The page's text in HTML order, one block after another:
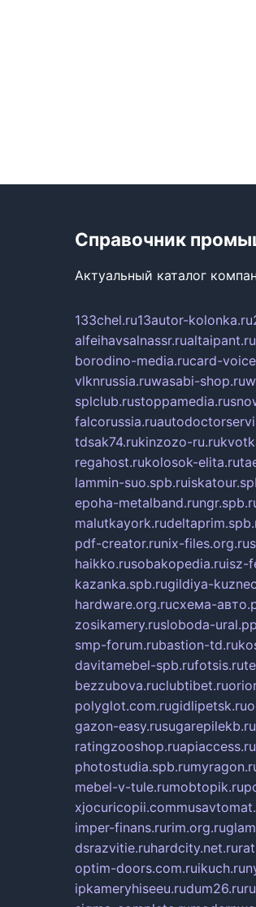
Справочник
Актуальный каталог
133chel.ru13autor-kolonka.ru
alfeihavsalnassr.rualtaipant.ru
borodino-media.rucard-
vlknrussia.ruwasabi-shop.ru
splclub.rustoppamedia.ru
falcorussia.ru
tdsak74.rukinzozo-ru.ru
regahost.rukolosok-elita.ru
lammin-suo.spb.ru
epoha-metalband.ru
malutkayork.ru
pdf-creator.runix-files.org.ru
haikko.rusobakopedia.ruisz-
kazanka.spb.rugildiya-
hardware.org.ruсхема-
zosikamery.rusloboda-
smp-forum.rubastion-td.ru
davitamebel-spb.rufotsis.ru
bezzubova.ruclubtibet.ru
polyglot.com.rugidlipetsk.ru
gazon-easy.rusugarepilekb.ru
ratingzooshop.ruapiaccess.ru
photostudia.spb.ru
mebel-v-tule.rumobtopik.ru
xjocuricopii.com
imper-finans.rurim.org.ru
dsrazvitie.ruhardcity.net.ru
optim-doors.com.ruikuch.ru
ipkameryhiseeu.rudum26.ru